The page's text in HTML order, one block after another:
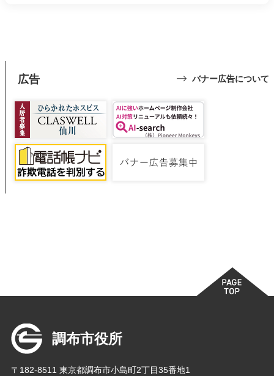
広告 バナー広告について
調布市役所
〒182-8511 東京都調布市小島町2丁目35番地1